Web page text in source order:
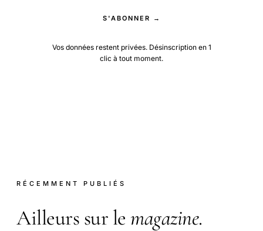
S'ABONNER →
Vos données restent privées. Désinscription en 1
clic à tout moment.
RÉCEMMENT PUBLIÉS
Ailleurs sur le magazine.